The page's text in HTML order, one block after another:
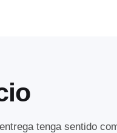
tenga sentido